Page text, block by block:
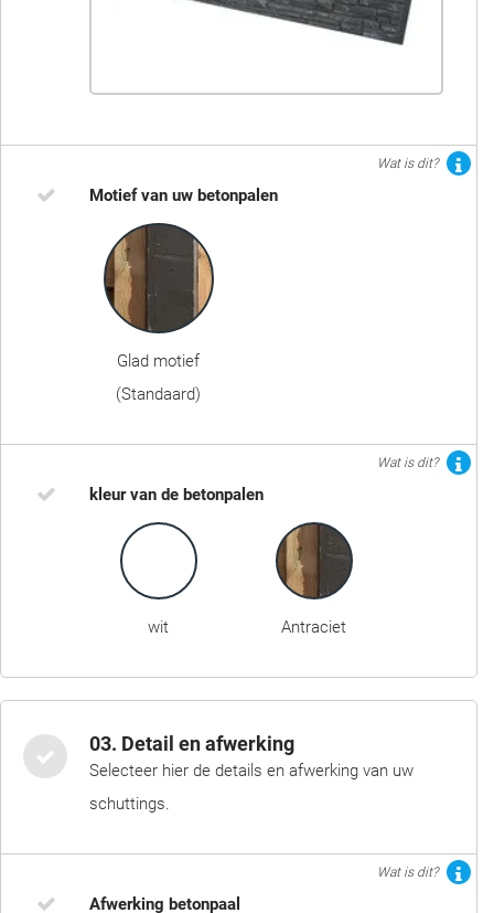
Wat is dit?
Motief van uw betonpalen
Glad motief
(Standaard)
Wat is dit?
kleur van de betonpalen
wit Antraciet
03. Detail en afwerking
Selecteer hier de details en afwerking van uw
schuttings.
Wat is dit?
Afwerking betonpaal